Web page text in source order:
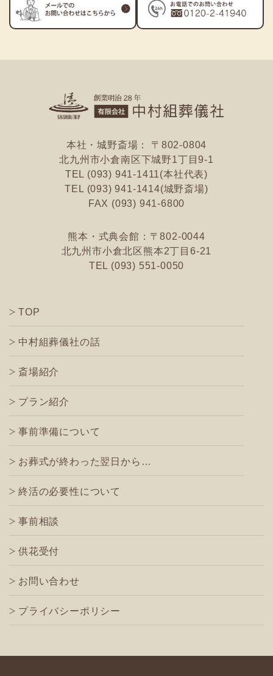
本社・城野斎場： 〒802-0804
北九州市小倉南区下城野1丁目9-1
TEL (093) 941-1411(本社代表)
TEL (093) 941-1414(城野斎場)
FAX (093) 941-6800
熊本・式典会館：〒802-0044
北九州市小倉北区熊本2丁目6-21
TEL (093) 551-0050
TOP
中村組葬儀社の話
斎場紹介
プラン紹介
事前準備について
お葬式が終わった翌日から…
終活の必要性について
事前相談
供花受付
お問い合わせ
プライバシーポリシー